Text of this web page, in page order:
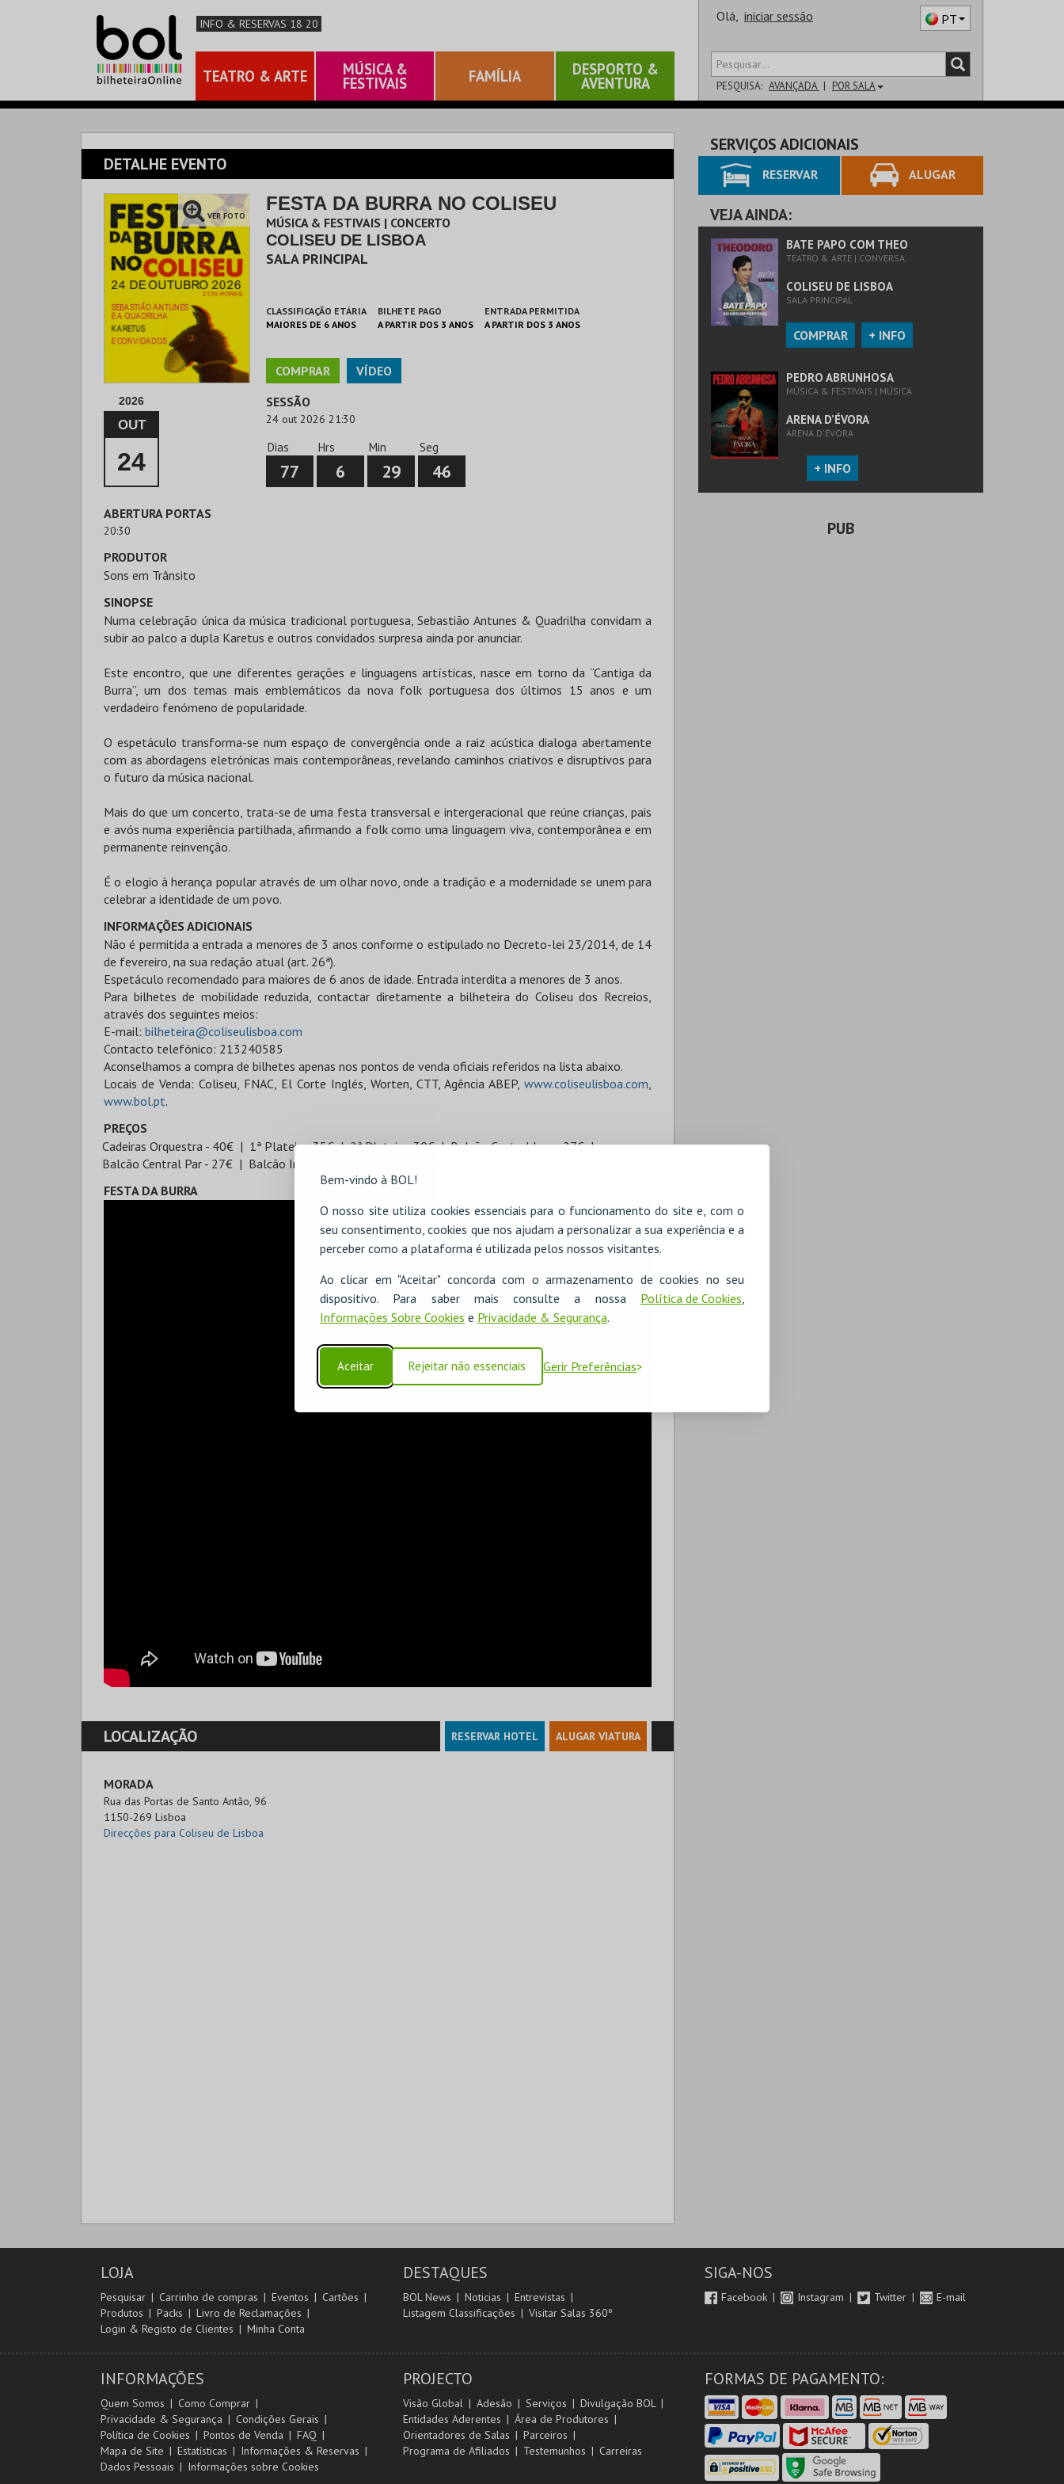
Bem-vindo à BOL!
O nosso site utiliza cookies essenciais para o funcionamento do site e, com o
seu consentimento, cookies que nos ajudam a personalizar a sua experiência e a
perceber como a plataforma é utilizada pelos nossos visitantes.
Ao clicar em "Aceitar" concorda com o armazenamento de cookies no seu
dispositivo. Para saber mais consulte a nossa Política de Cookies,
Informações Sobre Cookies e Privacidade & Segurança.
Aceitar Rejeitar não essenciais Gerir Preferências
INFO & RESERVAS 18 20
TEATRO & ARTE MÚSICA &
FESTIVAIS FAMÍLIA DESPORTO &
AVENTURA
Olá, iniciar sessão PT
PESQUISA: AVANÇADA POR SALA
SALA
DETALHE EVENTO
VER FOTO
FESTA DA BURRA NO COLISEU
MÚSICA & FESTIVAIS | CONCERTO
COLISEU DE LISBOA
SALA PRINCIPAL
CLASSIFICAÇÃO ETÁRIA
MAIORES DE 6 ANOS
BILHETE PAGO
A PARTIR DOS 3 ANOS
ENTRADA PERMITIDA
A PARTIR DOS 3 ANOS
COMPRAR VÍDEO
2026
OUT
24
SESSÃO
24 out 2026 21:30
Dias
77
Hrs
6
Min
29
Seg
46
ABERTURA PORTAS
20:30
PRODUTOR
Sons em Trânsito
SINOPSE
Numa celebração única da música tradicional portuguesa, Sebastião Antunes & Quadrilha convidam a
subir ao palco a dupla Karetus e outros convidados surpresa ainda por anunciar.
Este encontro, que une diferentes gerações e linguagens artísticas, nasce em torno da “Cantiga da
Burra”, um dos temas mais emblemáticos da nova folk portuguesa dos últimos 15 anos e um
verdadeiro fenómeno de popularidade.
O espetáculo transforma-se num espaço de convergência onde a raiz acústica dialoga abertamente
com as abordagens eletrónicas mais contemporâneas, revelando caminhos criativos e disruptivos para
o futuro da música nacional.
Mais do que um concerto, trata-se de uma festa transversal e intergeracional que reúne crianças, pais
e avós numa experiência partilhada, afirmando a folk como uma linguagem viva, contemporânea e em
permanente reinvenção.
É o elogio à herança popular através de um olhar novo, onde a tradição e a modernidade se unem para
celebrar a identidade de um povo.
INFORMAÇÕES ADICIONAIS
Não é permitida a entrada a menores de 3 anos conforme o estipulado no Decreto-lei 23/2014, de 14
de fevereiro, na sua redação atual (art. 26ª).
Espetáculo recomendado para maiores de 6 anos de idade. Entrada interdita a menores de 3 anos.
Para bilhetes de mobilidade reduzida, contactar diretamente a bilheteira do Coliseu dos Recreios,
através dos seguintes meios:
E-mail: bilheteira@coliseulisboa.com
Contacto telefónico: 213240585
Aconselhamos a compra de bilhetes apenas nos pontos de venda oficiais referidos na lista abaixo.
Locais de Venda: Coliseu, FNAC, El Corte Inglés, Worten, CTT, Agência ABEP, www.coliseulisboa.com,
www.bol.pt.
PREÇOS
Cadeiras Orquestra - 40€
1ª Plateia - 35€ 2ª Plateia - 30€
Balcão Central Imp - 27€
Balcão Central Par - 27€
Balcão Imp Visib Reduzida - 22€
FESTA DA BURRA
LOCALIZAÇÃO RESERVAR HOTEL ALUGAR VIATURA
MORADA
Rua das Portas de Santo Antão, 96
1150-269 Lisboa
Direcções para Coliseu de Lisboa
SERVIÇOS ADICIONAIS
RESERVAR ALUGAR
VEJA AINDA:
BATE PAPO COM THEO
TEATRO & ARTE | CONVERSA
COLISEU DE LISBOA
SALA PRINCIPAL
COMPRAR + INFO
PEDRO ABRUNHOSA
MÚSICA & FESTIVAIS | MÚSICA
ARENA D’ÉVORA
ARENA D'ÉVORA
+ INFO
PUB
LOJA
Pesquisar Carrinho de compras Eventos
Cartões
Produtos
Packs
Livro de Reclamações
Login & Registo de Clientes
Minha Conta
DESTAQUES
BOL News Noticias
Entrevistas
Listagem Classificações
Visitar Salas 360º
SIGA-NOS
Facebook Instagram Twitter E-mail
INFORMAÇÕES
Quem Somos
Como Comprar
Privacidade & Segurança
Condições Gerais
Política de Cookies
Pontos de Venda
FAQ
Mapa de Site
Estatísticas
Informações & Reservas
Dados Pessoais
Informações sobre Cookies
PROJECTO
Visão Global Adesão Serviços
Divulgação BOL
Entidades Aderentes
Área de Produtores
Orientadores de Salas
Parceiros
Programa de Afiliados
Testemunhos Carreiras
FORMAS DE PAGAMENTO: